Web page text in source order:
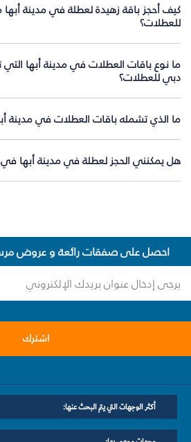
كيف أحجز باقة زهيدة لعطلة في مدينة
للعطلات؟
ما نوع باقات العطلات في مدينة أبها التي
دبي للعطلات؟
ما الذي تشمله باقات العطلات في مدينة
هل يمكنني الحجز لعطلة في مدينة أبها في
احصل على صفقات رائعة و عروض
اشترك
أكثر الوجهات التي يتم البحث عنها: